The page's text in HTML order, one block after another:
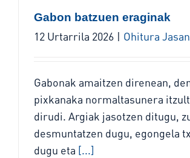
Gabon batzuen eraginak
12 Urtarrila 2026 | Ohitura
Gabonak amaitzen direnean,
pixkanaka normaltasunera
dirudi. Argiak jasotzen ditugu,
desmuntatzen dugu, egongela
dugu eta [...]